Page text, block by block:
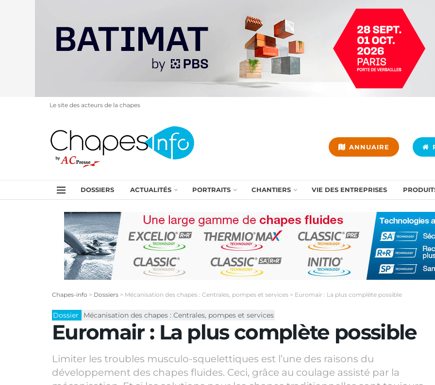
Le site des acteurs de la chapes
ANNUAIRE
DOSSIERS ACTUALITÉS PORTRAITS CHANTIERS VIE DES ENTREPRISES
Chapes-info > Dossiers > Mécanisation des chapes : Centrales, pompes et services > Euromair : La plus complète possible
Dossier Mécanisation des chapes : Centrales, pompes et services
Euromair : La plus complète possible
Limiter les troubles musculo-squelettiques est l’une des raisons du
développement des chapes fluides. Ceci, grâce au coulage assisté par la